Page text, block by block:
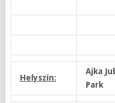
Helyszín:
Ajka
Park